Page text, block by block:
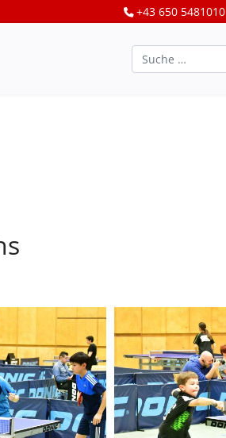
+43 650 5481010
Suchen